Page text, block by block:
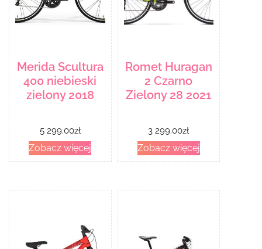
Merida Scultura
400 niebieski
zielony 2018
5 299.00zł
Zobacz więcej
Romet Huragan
2 Czarno
Zielony 28 2021
3 299.00zł
Zobacz więcej